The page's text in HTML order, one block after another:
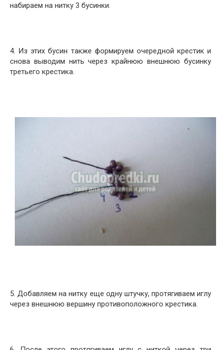
набираем на нитку 3 бусинки.
4. Из этих бусин также формируем очередной крестик и
снова выводим нить через крайнюю внешнюю бусинку
третьего крестика.
5. Добавляем на нитку еще одну штучку, протягиваем иглу
через внешнюю вершину противоположного крестика.